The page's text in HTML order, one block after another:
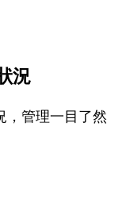
況
，管理一目了然